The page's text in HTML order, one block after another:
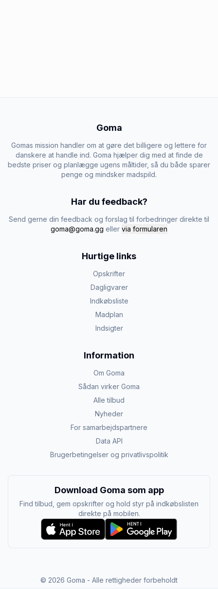
Goma
Gomas mission handler om at gøre det billigere og lettere for
danskere at handle ind. Goma hjælper dig med at finde de
bedste priser og planlægge ugens måltider, så du både sparer
penge og mindsker madspild.
Har du feedback?
Send gerne din feedback og forslag til forbedringer direkte til
goma@goma.gg eller via formularen
Hurtige links
Opskrifter
Dagligvarer
Indkøbsliste
Madplan
Indsigter
Information
Om Goma
Sådan virker Goma
Alle tilbud
Nyheder
For samarbejdspartnere
Data API
Brugerbetingelser og privatlivspolitik
Download Goma som app
Find tilbud, gem opskrifter og hold styr på indkøbslisten
direkte på mobilen.
© 2026 Goma - Alle rettigheder forbeholdt